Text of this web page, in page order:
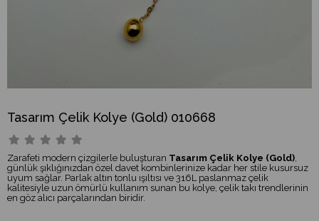
Tasarım Çelik Kolye (Gold) 010668
Zarafeti modern çizgilerle buluşturan Tasarım Çelik Kolye (Gold)
günlük şıklığınızdan özel davet kombinlerinize kadar her stile kusursuz
uyum sağlar. Parlak altın tonlu ışıltısı ve 316L paslanmaz çelik
kalitesiyle uzun ömürlü kullanım sunan bu kolye, çelik takı trendlerinin
en göz alıcı parçalarından biridir.